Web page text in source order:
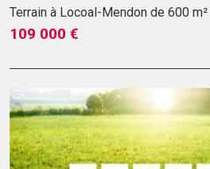
Terrain à Locoal-Mendon de 600 m²
109 000 €